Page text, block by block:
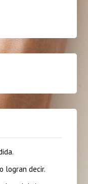
logran decir.